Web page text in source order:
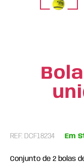
REF: DCF18234 Em
Conjunto de 2 bolas